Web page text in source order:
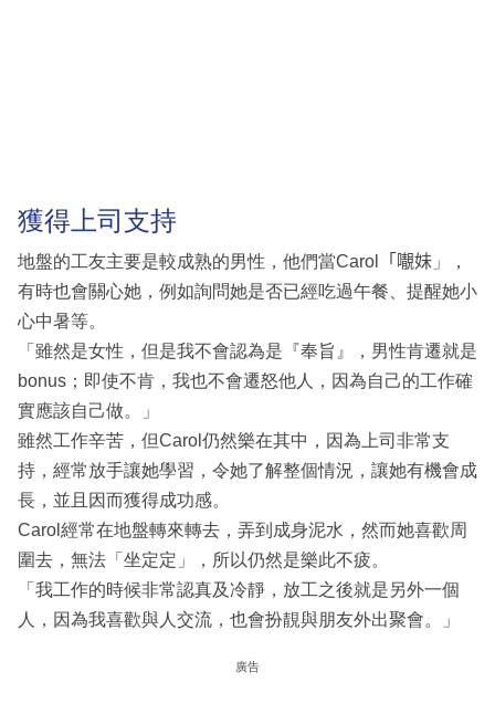
獲得上司支持
地盤的工友主要是較成熟的男性，他們當Carol「𡃁妹」，
有時也會關心她，例如詢問她是否已經吃過午餐、提醒她小
心中暑等。
「雖然是女性，但是我不會認為是『奉旨』，男性肯遷就是
bonus；即使不肯，我也不會遷怒他人，因為自己的工作確
實應該自己做。」
雖然工作辛苦，但Carol仍然樂在其中，因為上司非常支
持，經常放手讓她學習，令她了解整個情況，讓她有機會成
長，並且因而獲得成功感。
Carol經常在地盤轉來轉去，弄到成身泥水，然而她喜歡周
圍去，無法「坐定定」，所以仍然是樂此不疲。
「我工作的時候非常認真及冷靜，放工之後就是另外一個
人，因為我喜歡與人交流，也會扮靚與朋友外出聚會。」
廣告